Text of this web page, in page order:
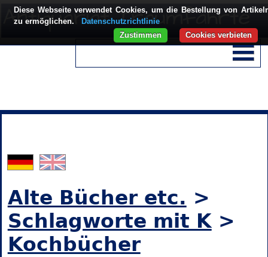
Alte Bücher etc. >
Schlagworte mit K>
Kochbücher
Diese Webseite verwendet Cookies, um die Bestellung von
zu ermöglichen.
Datenschutzrichtlinie
Cookies verbieten
Zustimmen